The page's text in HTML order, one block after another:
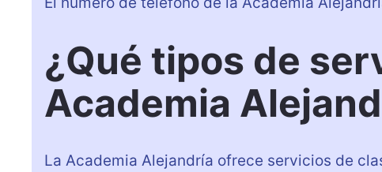
¿Qué tipos de
Academia
La Academia Alejandría ofrece servicios de